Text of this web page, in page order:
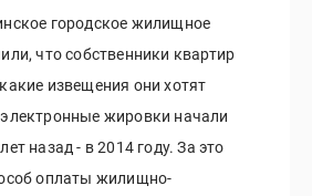
городское жилищное
что собственники квартир
извещения они хотят
жировки начали
назад - в 2014 году. За это
оплаты жилищно-